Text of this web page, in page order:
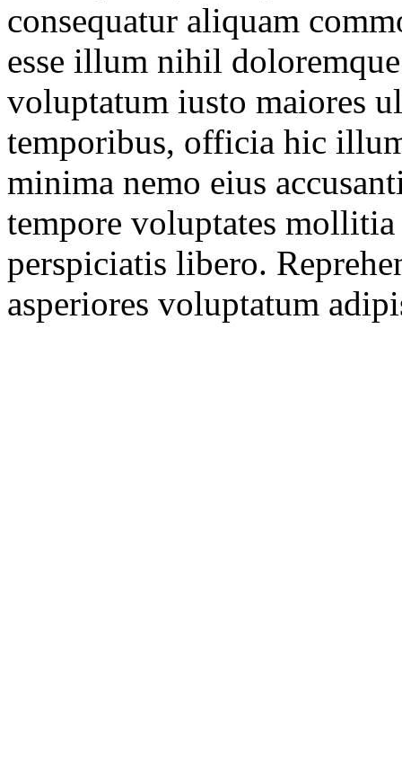
consequatur aliquam
esse illum nihil
voluptatum iusto maiores
temporibus, officia hic
minima nemo eius
tempore voluptates
perspiciatis libero.
asperiores voluptatum